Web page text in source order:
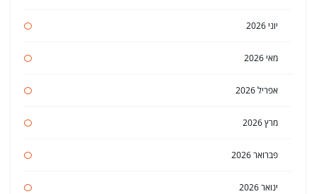
יוני 2026
מאי 2026
אפריל 2026
מרץ 2026
פברואר 2026
ינואר 2026